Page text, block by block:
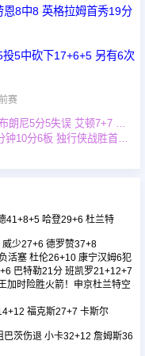
8中8 英格拉姆首秀19分
5中砍下17+6+5 另有6次
赛
2025年10月07日 季前赛-弗拉格14分钟10分6板 独行侠战胜首发五人缺阵的雷霆
41+8+5 哈登29+6 杜兰特
少27+6 德罗赞37+8
活塞 杜伦26+10 康宁汉姆6犯
巴特勒21分 班凯罗21+12+7
加时险胜火箭！申京杜兰特空
福克斯27+7 卡斯尔
茨伤退 小卡32+12 詹姆斯36